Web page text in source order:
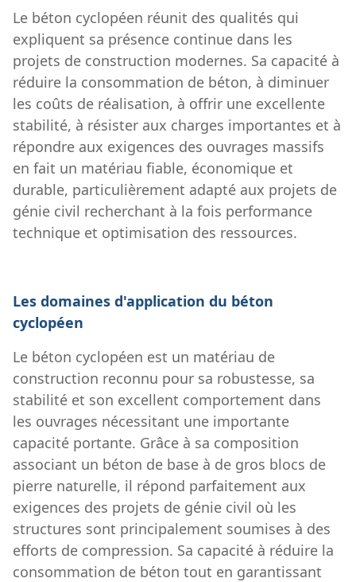
Le béton cyclopéen réunit des qualités qui
expliquent sa présence continue dans les
projets de construction modernes. Sa capacité à
réduire la consommation de béton, à diminuer
les coûts de réalisation, à offrir une excellente
stabilité, à résister aux charges importantes et à
répondre aux exigences des ouvrages massifs
en fait un matériau fiable, économique et
durable, particulièrement adapté aux projets de
génie civil recherchant à la fois performance
technique et optimisation des ressources.
Les domaines d'application du béton
cyclopéen
Le béton cyclopéen est un matériau de
construction reconnu pour sa robustesse, sa
stabilité et son excellent comportement dans
les ouvrages nécessitant une importante
capacité portante. Grâce à sa composition
associant un béton de base à de gros blocs de
pierre naturelle, il répond parfaitement aux
exigences des projets de génie civil où les
structures sont principalement soumises à des
efforts de compression. Sa capacité à réduire la
consommation de béton tout en garantissant